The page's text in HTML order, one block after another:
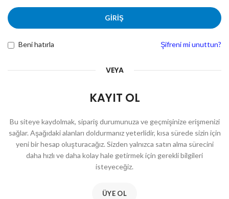
GIRIŞ
Şifreni mi unuttun?
Beni hatırla
VEYA
KAYIT OL
Bu siteye kaydolmak, sipariş durumunuza ve geçmişinize erişmenizi
sağlar. Aşağıdaki alanları doldurmanız yeterlidir, kısa sürede sizin için
yeni bir hesap oluşturacağız. Sizden yalnızca satın alma sürecini
daha hızlı ve daha kolay hale getirmek için gerekli bilgileri
isteyeceğiz.
ÜYE OL